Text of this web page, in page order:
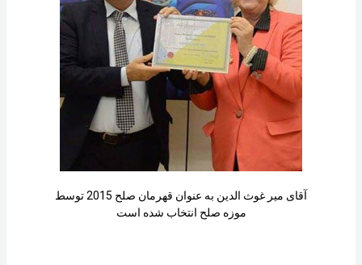
آقای میر غوث الدین به عنوان قهرمان صلح 2015 توسط
موزه صلح انتخاب شده است